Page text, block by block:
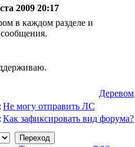
2009 20:17
в каждом разделе и
Деревом
Не могу отправить ЛС
Как зафиксировать вид форума?